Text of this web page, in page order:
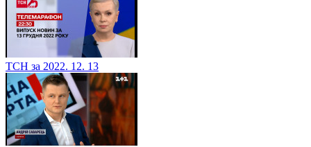
ТСН за 2022. 12. 13